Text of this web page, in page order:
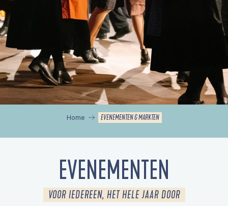
Home EVENEMENTEN & MARKTEN
EVENEMENTEN
VOOR IEDEREEN, HET HELE JAAR DOOR